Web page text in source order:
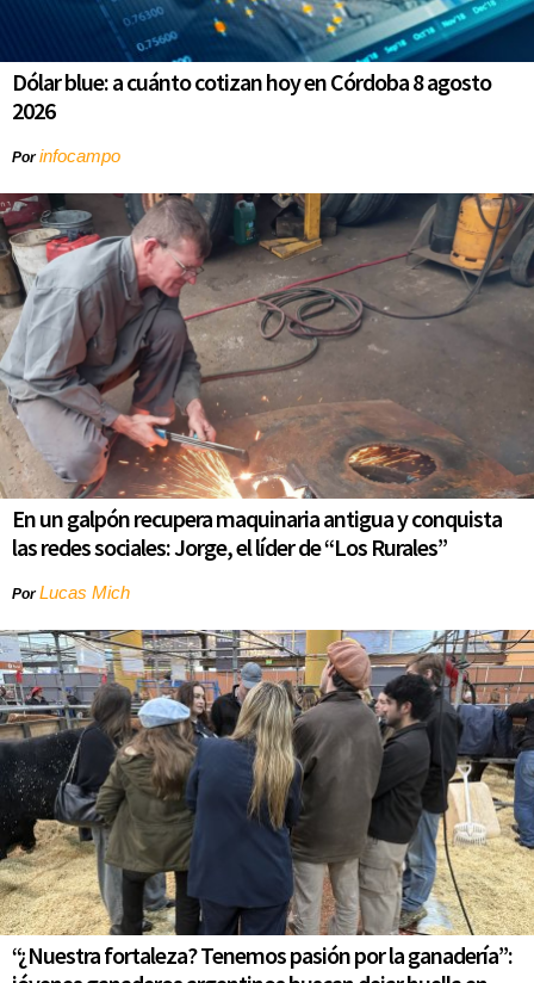
Dólar blue: a cuánto cotizan hoy en Córdoba 8 agosto
2026
Porinfocampo
En un galpón recupera maquinaria antigua y conquista
las redes sociales: Jorge, el líder de “Los Rurales”
PorLucas Mich
“¿Nuestra fortaleza? Tenemos pasión por la ganadería”: